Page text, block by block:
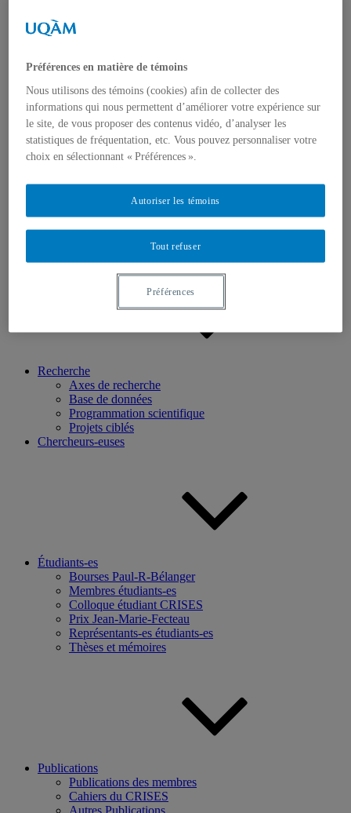
Communiqués
Archives et bilans
Colloque international CRISES
Vidéos et baladodiffusions
Recherche
Axes de recherche
Base de données
Programmation scientifique
Projets ciblés
Chercheurs-euses
Étudiants-es
Bourses Paul-R-Bélanger
Membres étudiants-es
Colloque étudiant CRISES
Prix Jean-Marie-Fecteau
Représentants-es étudiants-es
Thèses et mémoires
Publications
Publications des membres
Cahiers du CRISES
Autres Publications
Préférences en matière de témoins
Nous utilisons des témoins (cookies) afin de collecter des
informations qui nous permettent d’améliorer votre expérience sur
le site, de vous proposer des contenus vidéo, d’analyser les
statistiques de fréquentation, etc. Vous pouvez personnaliser votre
choix en sélectionnant « Préférences ».
Tout refuser
Autoriser les témoins
Préférences